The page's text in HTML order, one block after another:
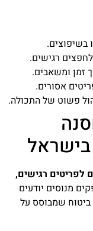
בשיפוצים.
רגישים.
זמן ומשאבים.
אסורים.
פשוט של התכולה.
לפריטים רגישים,
מנוסים יודעים
שמבוסס על